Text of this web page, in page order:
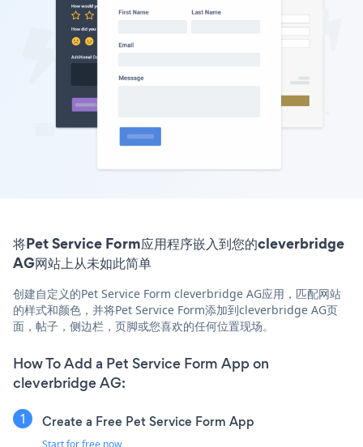
将Pet Service Form应用程序嵌入到您的cleverbridge
AG网站上从未如此简单
创建自定义的Pet Service Form cleverbridge AG应用，匹配网站
的样式和颜色，并将Pet Service Form添加到cleverbridge AG页
面，帖子，侧边栏，页脚或您喜欢的任何位置现场。
How To Add a Pet Service Form App on
cleverbridge AG:
Create a Free Pet Service Form App
Start for free now